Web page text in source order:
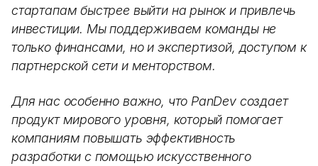
стартапам быстрее выйти на рынок и привлечь
инвестиции. Мы поддерживаем команды не
только финансами, но и экспертизой, доступом к
партнерской сети и менторством.
Для нас особенно важно, что PanDev создает
продукт мирового уровня, который помогает
компаниям повышать эффективность
разработки с помощью искусственного